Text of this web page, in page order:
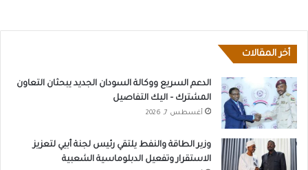
أخر المقالات
الدعم السريع ووكالة السودان الجديد يبحثان التعاون
المشترك – اليك التفاصيل
أغسطس 7, 2026
وزير الطاقة والنفط يلتقي رئيس لجنة أبيي لتعزيز
الاستقرار وتفعيل الدبلوماسية الشعبية